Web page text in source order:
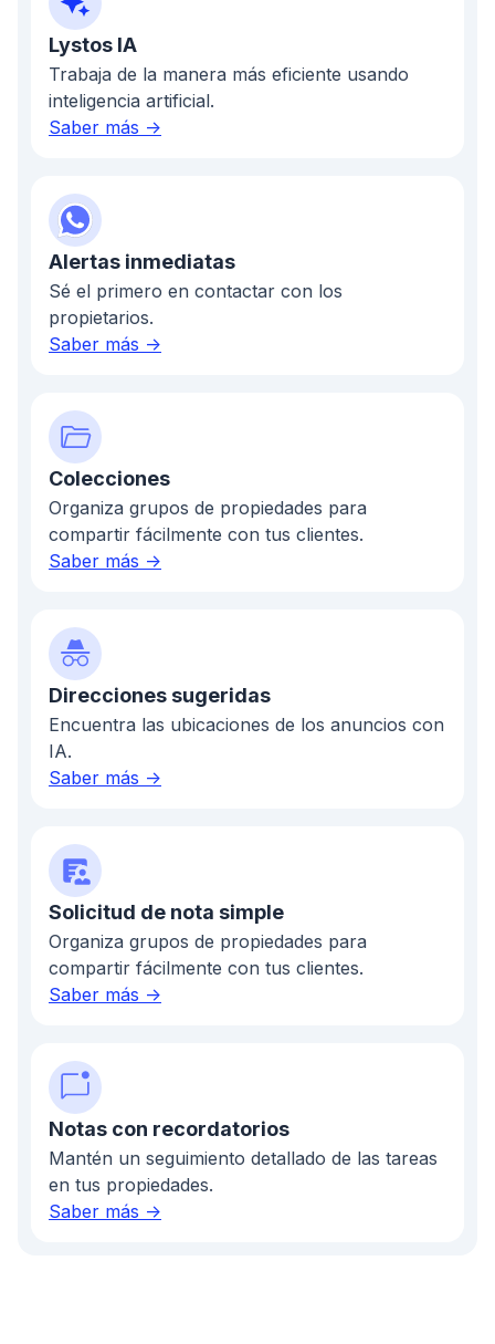
Lystos IA
Trabaja de la manera más eficiente usando
inteligencia artificial.
Saber más ->
Alertas inmediatas
Sé el primero en contactar con los
propietarios.
Saber más ->
Colecciones
Organiza grupos de propiedades para
compartir fácilmente con tus clientes.
Saber más ->
Direcciones sugeridas
Encuentra las ubicaciones de los anuncios con
IA.
Saber más ->
Solicitud de nota simple
Organiza grupos de propiedades para
compartir fácilmente con tus clientes.
Saber más ->
Notas con recordatorios
Mantén un seguimiento detallado de las tareas
en tus propiedades.
Saber más ->